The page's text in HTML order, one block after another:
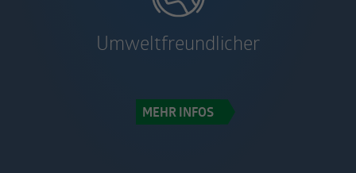
Umweltfreundlicher
MEHR INFOS